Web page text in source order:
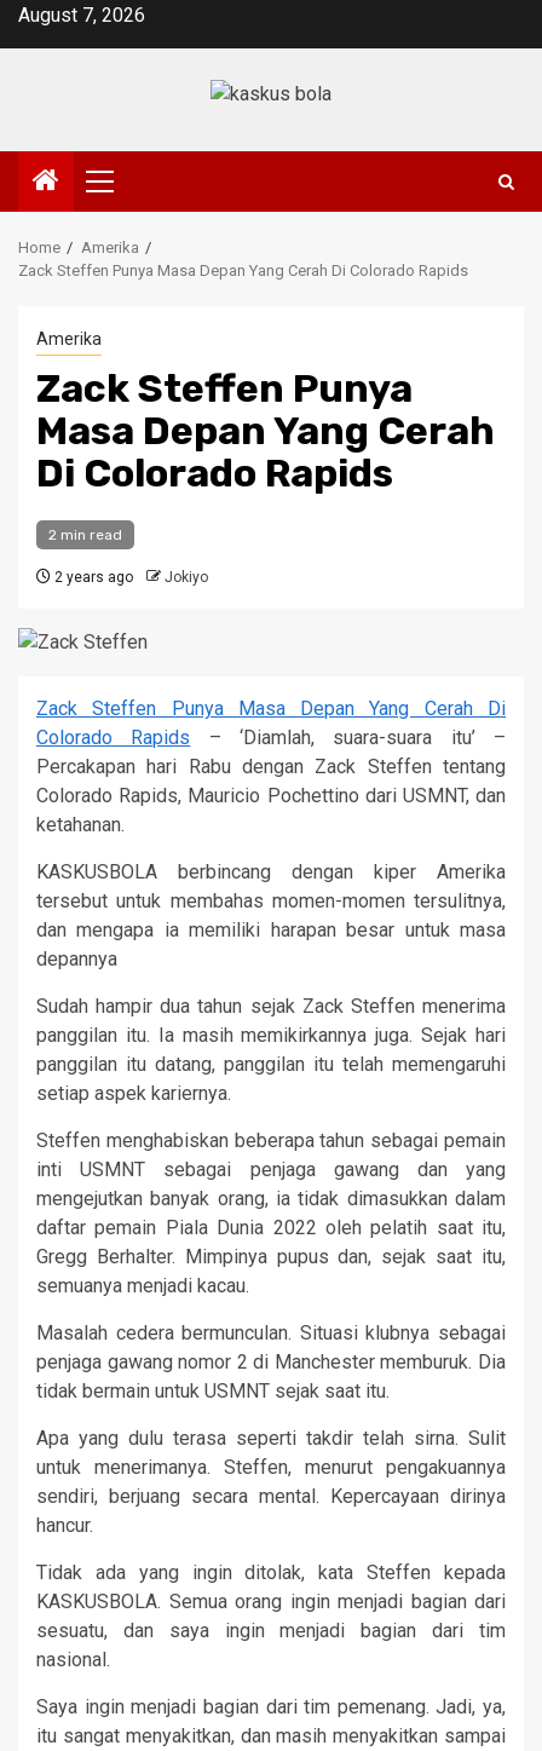
SkipAugust 7, 2026
Primary
Menu
Home
Amerika
Zack Steffen Punya Masa Depan Yang Cerah Di Colorado Rapids
Amerika
Zack Steffen Punya
Masa Depan Yang Cerah
Di Colorado Rapids
2 min read
2 years ago Jokiyo
Zack Steffen Punya Masa Depan Yang Cerah Di
Colorado Rapids – ‘Diamlah, suara-suara itu’ –
Percakapan hari Rabu dengan Zack Steffen tentang
Colorado Rapids, Mauricio Pochettino dari USMNT, dan
ketahanan.
KASKUSBOLA berbincang dengan kiper Amerika
tersebut untuk membahas momen-momen tersulitnya,
dan mengapa ia memiliki harapan besar untuk masa
depannya
Sudah hampir dua tahun sejak Zack Steffen menerima
panggilan itu. Ia masih memikirkannya juga. Sejak hari
panggilan itu datang, panggilan itu telah memengaruhi
setiap aspek kariernya.
Steffen menghabiskan beberapa tahun sebagai pemain
inti USMNT sebagai penjaga gawang dan yang
mengejutkan banyak orang, ia tidak dimasukkan dalam
daftar pemain Piala Dunia 2022 oleh pelatih saat itu,
Gregg Berhalter. Mimpinya pupus dan, sejak saat itu,
semuanya menjadi kacau.
Masalah cedera bermunculan. Situasi klubnya sebagai
penjaga gawang nomor 2 di Manchester memburuk. Dia
tidak bermain untuk USMNT sejak saat itu.
Apa yang dulu terasa seperti takdir telah sirna. Sulit
untuk menerimanya. Steffen, menurut pengakuannya
sendiri, berjuang secara mental. Kepercayaan dirinya
hancur.
Tidak ada yang ingin ditolak, kata Steffen kepada
KASKUSBOLA. Semua orang ingin menjadi bagian dari
sesuatu, dan saya ingin menjadi bagian dari tim
nasional.
Saya ingin menjadi bagian dari tim pemenang. Jadi, ya,
itu sangat menyakitkan, dan masih menyakitkan sampai